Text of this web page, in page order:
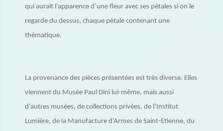
qui aurait l’apparence d’une fleur avec ses pétales si on le
regarde du dessus, chaque pétale contenant une
thématique.
La provenance des pièces présentées est très diverse. Elles
viennent du Musée Paul Dini lui-même, mais aussi
d’autres musées, de collections privées, de l’Institut
Lumière, de la Manufacture d’Armes de Saint-Etienne, du